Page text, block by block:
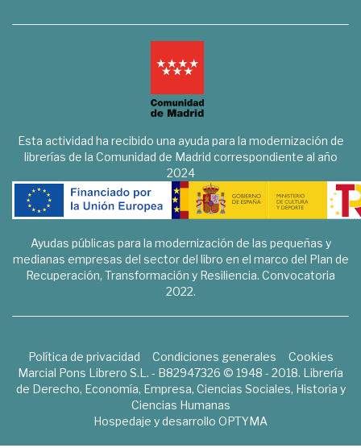
Esta actividad ha recibido una ayuda para la modernización de
librerías de la Comunidad de Madrid correspondiente al año
2024
Ayudas públicas para la modernización de las pequeñas y
medianas empresas del sector del libro en el marco del Plan de
Recuperación, Transformación y Resiliencia. Convocatoria
2022.
Política de privacidad Condiciones generales
Cookies
Marcial Pons Librero S.L. - B82947326 © 1948 - 2018. Librería
de Derecho, Economía, Empresa, Ciencias Sociales, Historia y
Ciencias Humanas
Hospedaje y desarrollo OPTYMA